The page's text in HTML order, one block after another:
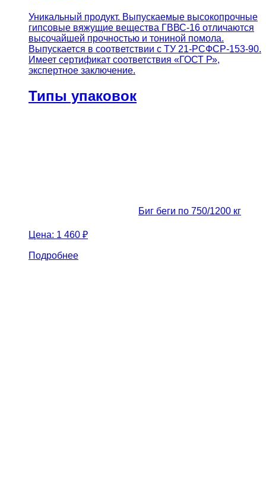
Уникальный продукт. Выпускаемые высокопрочные
гипсовые вяжущие вещества ГВВС-16 отличаются
высочайшей прочностью и тониной помола.
Выпускается в соответствии с ТУ 21-РСФСР-153-90.
Имеет сертификат соответствия «ГОСТ Р»,
экспертное заключение.
Типы упаковок
Биг беги по 750/1200 кг
Цена: 1 460 ₽
Подробнее